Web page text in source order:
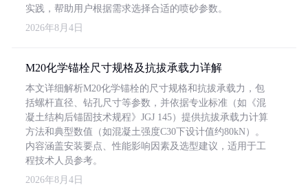
实践，帮助用户根据需求选择合适的喷砂参数。
2026年8月4日
M20化学锚栓尺寸规格及抗拔承载力详解
本文详细解析M20化学锚栓的尺寸规格和抗拔承载力，包
括螺杆直径、钻孔尺寸等参数，并依据专业标准（如《混
凝土结构后锚固技术规程》JGJ 145）提供抗拔承载力计算
方法和典型数值（如混凝土强度C30下设计值约80kN）。
内容涵盖安装要点、性能影响因素及选型建议，适用于工
程技术人员参考。
2026年8月4日